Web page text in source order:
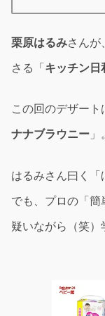
栗原はるみさんが
さる「 キッチン日
この回のデザート
ナナブラウニー 」
はるみさん曰く「
でも、プロの「簡
疑いながら（笑）